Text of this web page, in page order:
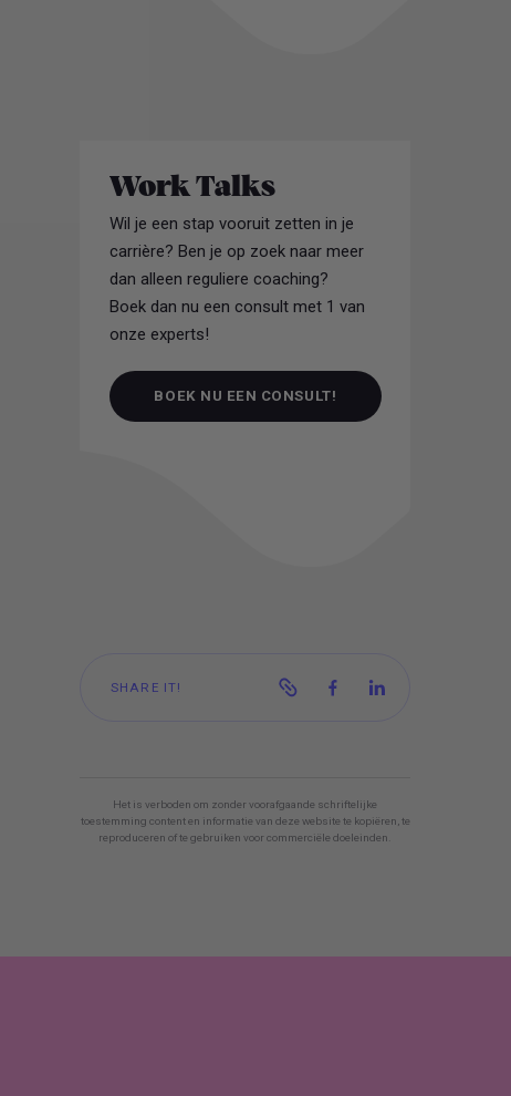
Work Talks
Wil je een stap vooruit zetten in je
carrière? Ben je op zoek naar meer
dan alleen reguliere coaching?
Boek dan nu een consult met 1 van
onze experts!
BOEK NU EEN CONSULT!
SHARE IT!
Het is verboden om zonder voorafgaande schriftelijke
toestemming content en informatie van deze website te kopiëren, te
reproduceren of te gebruiken voor commerciële doeleinden.